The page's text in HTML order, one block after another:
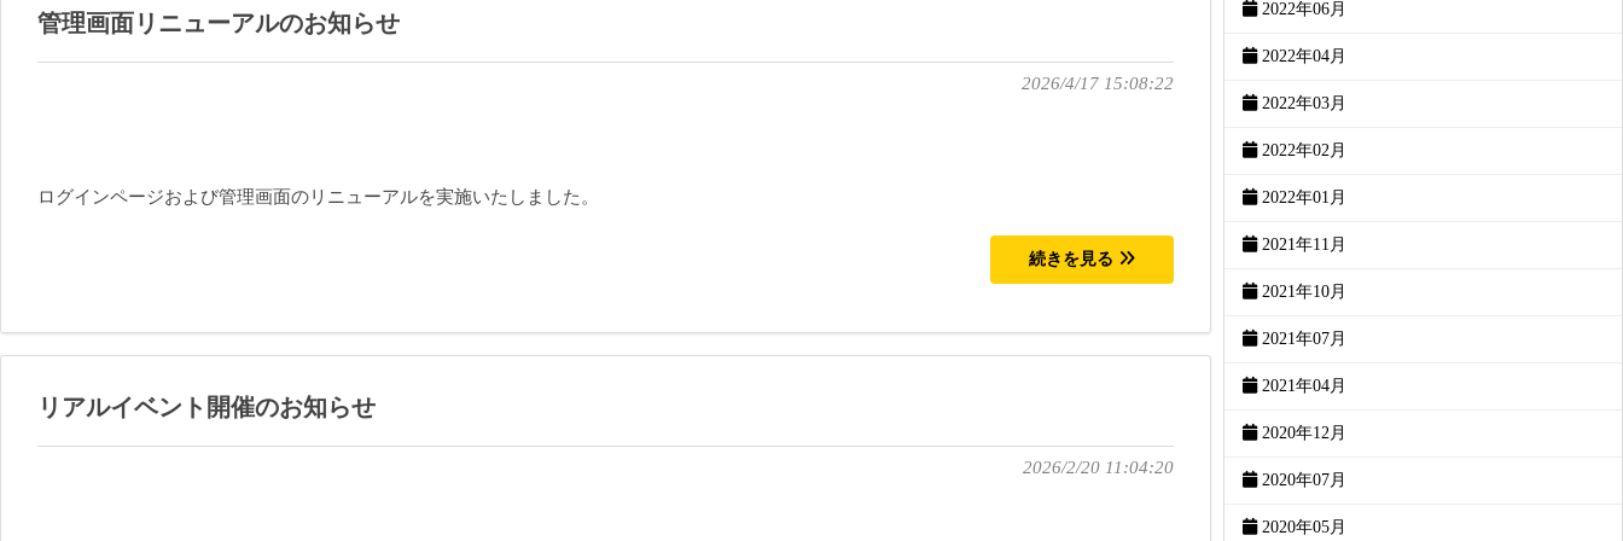
管理画面リニューアルのお知らせ
2026/4/17 15:08:22
ログインページおよび管理画面のリニューアルを実施いたしました。
続きを見る
リアルイベント開催のお知らせ
2026/2/20 11:04:20
2022年06月
2022年04月
2022年03月
2022年02月
2022年01月
2021年11月
2021年10月
2021年07月
2021年04月
2020年12月
2020年07月
2020年05月